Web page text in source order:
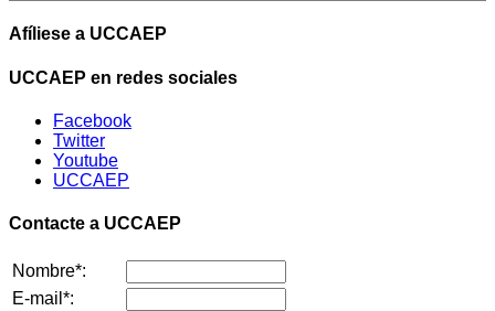
Afíliese a UCCAEP
UCCAEP en redes sociales
Facebook
Twitter
Youtube
UCCAEP
Contacte a UCCAEP
Nombre*:
E-mail*: